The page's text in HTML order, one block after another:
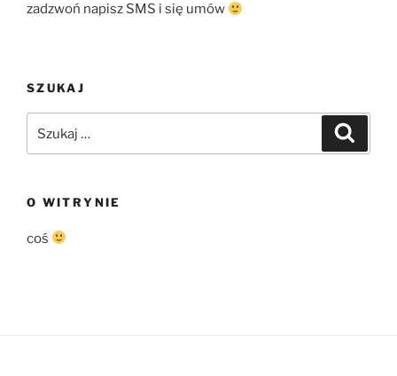
zadzwoń napisz SMS i się umów
SZUKAJ
O WITRYNIE
coś